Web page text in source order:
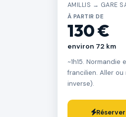
AMILLIS → GARE
À PARTIR DE
130 €
environ 72 km
~1h15. Normandie
francilien. Aller
inverse).